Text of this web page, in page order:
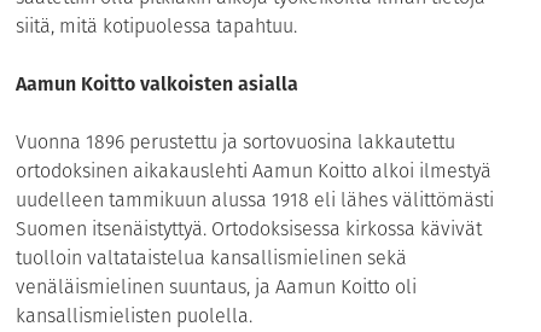
siitä, mitä kotipuolessa tapahtuu.
Aamun Koitto valkoisten asialla
Vuonna 1896 perustettu ja sortovuosina lakkautettu
ortodoksinen aikakauslehti Aamun Koitto alkoi ilmestyä
uudelleen tammikuun alussa 1918 eli lähes välittömästi
Suomen itsenäistyttyä. Ortodoksisessa kirkossa kävivät
tuolloin valtataistelua kansallismielinen sekä
venäläismielinen suuntaus, ja Aamun Koitto oli
kansallismielisten puolella.